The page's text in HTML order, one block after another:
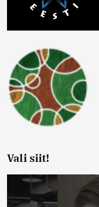
Vali siit!